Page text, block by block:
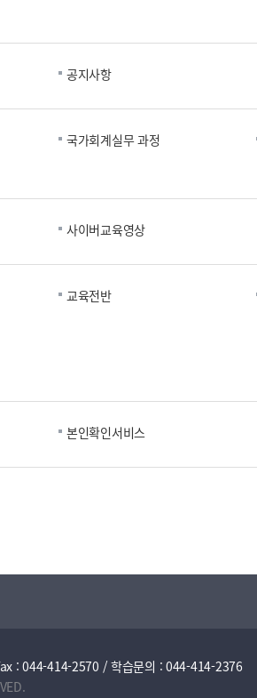
공지사항
국가회계실무 과정
사이버교육영상
교육전반
본인확인서비스
: 044-414-2570 / 학습문의 : 044-414-2376